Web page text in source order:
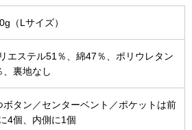
ウコ
その他
ウオッチ／
（Lサイズ）
エステル51％、綿47％、ポリウレタン
、裏地なし
ボタン／センターベント／ポケットは前
4個、内側に1個